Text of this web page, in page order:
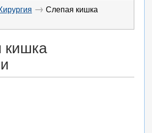
→ Слепая кишка
кишка